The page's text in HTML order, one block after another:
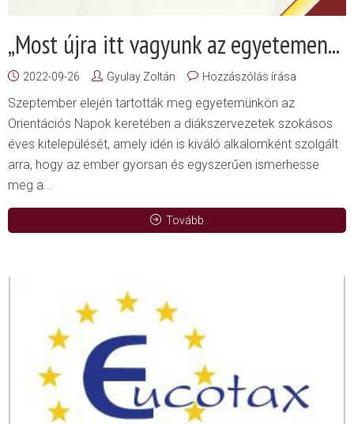
„Most újra itt vagyunk az egyetemen...
2022-09-26 Gyulay Zoltán Hozzászólás írása
Szeptember elején tartották meg egyetemünkön az
Orientációs Napok keretében a diákszervezetek szokásos
éves kitelepülését, amely idén is kiváló alkalomként szolgált
arra, hogy az ember gyorsan és egyszerűen ismerhesse
meg a...
Tovább